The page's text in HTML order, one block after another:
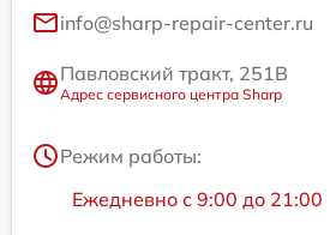
info@sharp-repair-center.ru
Павловский тракт, 251В
Адрес сервисного центра Sharp
Режим работы:
Ежедневно с 9:00 до 21:00